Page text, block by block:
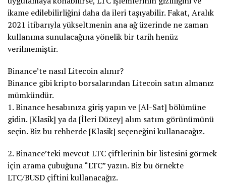
ikame edilebilirliğini daha da ileri taşıyabilir. Fakat, Aralık
2021 itibarıyla yükseltmenin ana ağ üzerinde ne zaman
kullanıma sunulacağına yönelik bir tarih henüz
verilmemiştir.
Binance’te nasıl Litecoin alınır?
Binance gibi kripto borsalarından Litecoin satın almanız
mümkündür.
1. Binance hesabınıza giriş yapın ve [Al-Sat] bölümüne
gidin. [Klasik] ya da [İleri Düzey] alım satım görünümünü
seçin. Biz bu rehberde [Klasik] seçeneğini kullanacağız.
2. Binance’teki mevcut LTC çiftlerinin bir listesini görmek
için arama çubuğuna “LTC” yazın. Biz bu örnekte
LTC/BUSD çiftini kullanacağız.